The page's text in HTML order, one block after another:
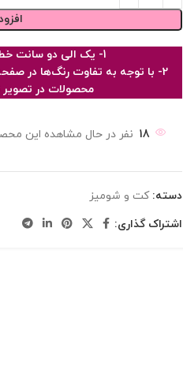
1- یک الی دو سانت خطای اندازه گیری در نظر گرفته شود
2- با توجه به تفاوت رنگ‌ها در
محصولات در تصویر تا 10٪ با واقعیت متفاوت
18 نفر در حال مشاهده این
دسته: کت و شومیز
اشتراک گذاری: